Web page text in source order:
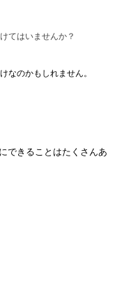
てはいませんか？
なのかもしれません。
にできることはたくさんあ